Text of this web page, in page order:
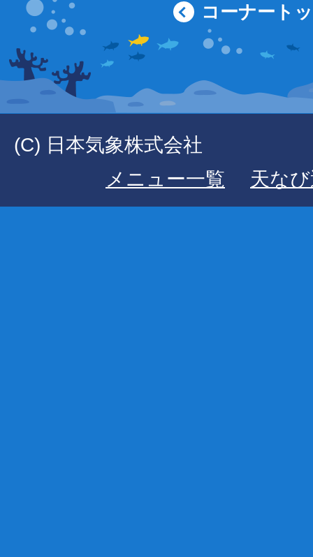
コーナート
(C) 日本気象株式会社
メニュー一覧
天な